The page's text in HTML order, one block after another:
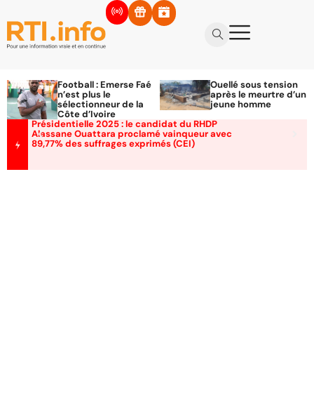
Football : Emerse Faé
n’est plus le
sélectionneur de la
Côte d’Ivoire
Ouellé sous tension
après le meurtre d’un
jeune homme
Présidentielle 2025 : le candidat du RHDP
Alassane Ouattara proclamé vainqueur avec
89,77% des suffrages exprimés (CEI)